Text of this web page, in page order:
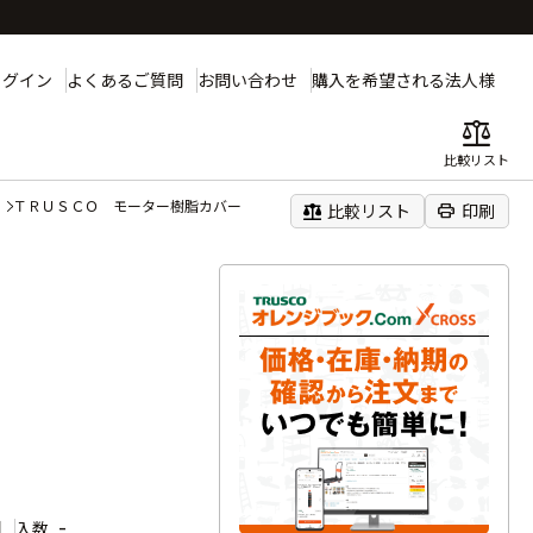
イン よくあるご質問 お問い合わせ 購入を希望される法人様
balance
比較リスト
ＴＲＵＳＣＯ モーター樹脂カバー balance 比較リスト print 印刷